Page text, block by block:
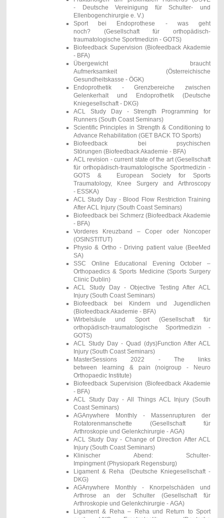
- Deutsche Vereinigung für Schulter- und
Ellenbogenchirurgie e. V.)
Sport bei Endoprothese - was geht
noch? (Gesellschaft für orthopädisch-
traumatologische Sportmedizin - GOTS)
Biofeedback Supervision(Biofeedback Akademie
- BFA)
Übergewicht braucht
Aufmerksamkeit (Österreichische
Gesundheitskasse - ÖGK)
Endoprothetik - Grenzbereiche zwischen
Gelenkerhalt und Endoprothetik(Deutsche
Kniegesellschaft - DKG)
ACL Study Day -Strength Programming for
Runners (South Coast Seminars)
Scientific Principles in Strength & Conditioning to
Advance Rehabilitation (GET BACK TO Sports)
Biofeedback bei psychischen
Störungen (Biofeedback Akademie - BFA)
ACL revision - current state of the art(Gesellschaft
für orthopädisch-traumatologische Sportmedizin -
GOTS &
European Society for Sports
Traumatology, Knee Surgery and Arthroscopy
- ESSKA)
ACL Study Day - Blood Flow Restriction Training
After ACL Injury (South Coast Seminars)
Biofeedback bei Schmerz(Biofeedback Akademie
- BFA)
Vorderes Kreuzband – Coper oder Noncoper
(OSINSTITUT)
Physio & Ortho - Driving patient value (BeeMed
SA)
SSC Online Educational Evening October –
Orthopaedics & Sports Medicine (Sports Surgery
Clinic Dublin)
ACL Study Day -Objective Testing After ACL
Injury (South Coast Seminars)
Biofeedback bei Kindern und Jugendlichen
(Biofeedback Akademie - BFA)
Wirbelsäule und Sport (Gesellschaft für
orthopädisch-traumatologische Sportmedizin -
GOTS)
ACL Study Day - Quad (dys)Function After ACL
Injury (South Coast Seminars)
MasterSessions 2022 - The links
between learning & pain (noigroup - Neuro
Orthopaedic Institute)
Biofeedback Supervision(Biofeedback Akademie
- BFA)
ACL Study Day - All Things ACL Injury(South
Coast Seminars)
AGAnywhere Monthly -
Massenrupturen der
Rotatorenmanschette (Gesellschaft für
Arthroskopie und Gelenkchirurgie - AGA)
ACL Study Day - Change of Direction After ACL
Injury (South Coast Seminars)
Klinischer Abend: Schulter-
Impingment (Physiopark Regensburg)
Ligament & Reha (Deutsche Kniegesellschaft -
DKG)
AGAnywhere Monthly - Knorpelschäden und
Arthrose an der Schulter (Gesellschaft für
Arthroskopie und Gelenkchirurgie - AGA)
Ligament & Reha – Reha und Return to Sport